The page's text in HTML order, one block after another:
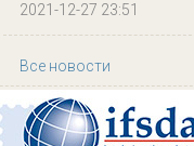
2021-12-27 23:51
Все новости